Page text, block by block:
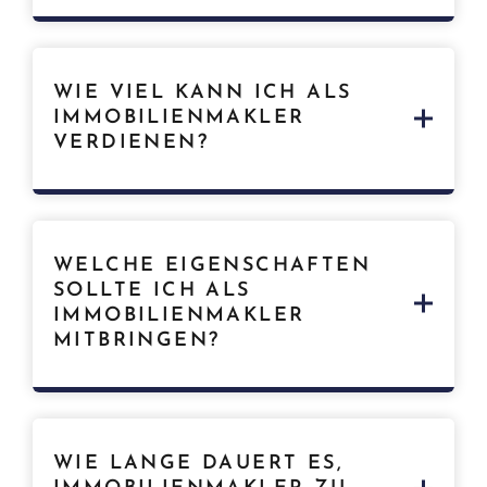
Regel zwischen 300 und 2.000 Euro. Informieren
Sie sich bei Ihrem örtlichen Gewerbeamt.
WIE VIEL KANN ICH ALS
IMMOBILIENMAKLER
VERDIENEN?
bis 3.500 Euro brutto im Monat, zzgl.
Provisionen. Selbstständige Makler und
Maklerinnen verdienen abhängig von ihren
WELCHE EIGENSCHAFTEN
SOLLTE ICH ALS
IMMOBILIENMAKLER
MITBRINGEN?
kundenorientiert sein. Technische Affinität für
WIE LANGE DAUERT ES,